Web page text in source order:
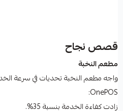
قصص نجاح
مطعم النخبة
واجه مطعم النخبة تحديات في سرعة
OnePOS:
زادت كفاءة الخدمة بنسبة 35%.